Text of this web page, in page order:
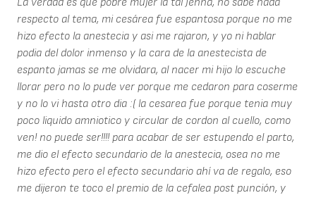
respecto al tema, mi cesárea fue espantosa porque no me
hizo efecto la anestecia y asi me rajaron, y yo ni hablar
podia del dolor inmenso y la cara de la anestecista de
espanto jamas se me olvidara, al nacer mi hijo lo escuche
llorar pero no lo pude ver porque me cedaron para coserme
y no lo vi hasta otro dia :( la cesarea fue porque tenia muy
poco liquido amniotico y circular de cordon al cuello, como
ven! no puede ser!!!! para acabar de ser estupendo el parto,
me dio el efecto secundario de la anestecia, osea no me
hizo efecto pero el efecto secundario ahí va de regalo, eso
me dijeron te toco el premio de la cefalea post punción, y